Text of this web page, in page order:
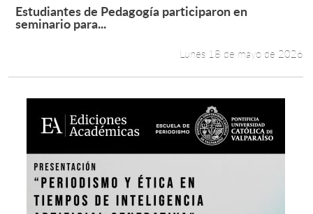
Leer más +
Estudiantes de Pedagogía participaron en
seminario para...
Lunes 18 de mayo de 2026